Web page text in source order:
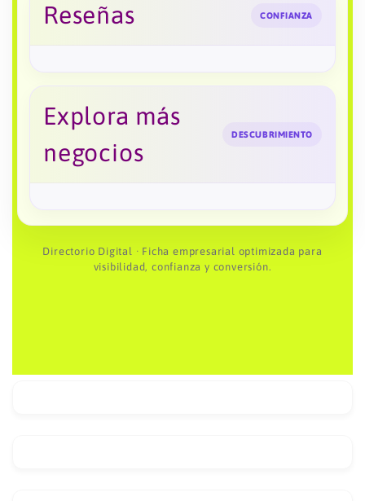
Reseñas CONFIANZA
Explora más
negocios
DESCUBRIMIENTO
Directorio Digital · Ficha empresarial optimizada para
visibilidad, confianza y conversión.